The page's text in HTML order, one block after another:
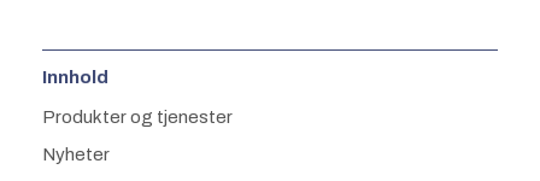
Innhold
Produkter og tjenester
Nyheter